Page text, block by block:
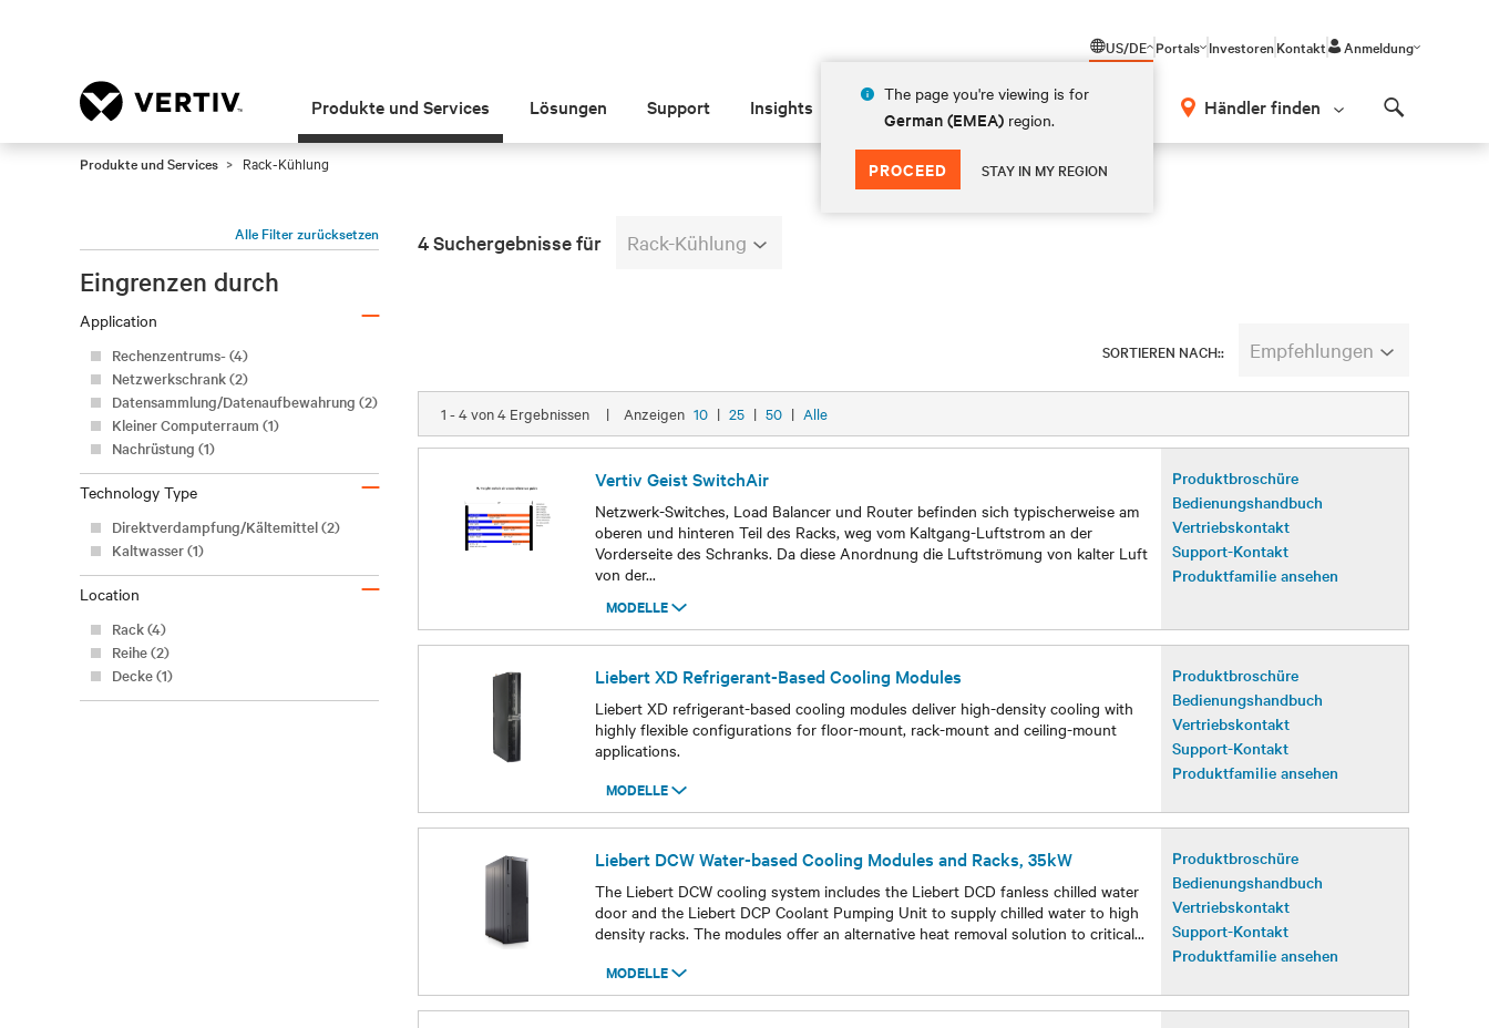
US/DE
The page you're viewing is for
German (EMEA) region.
PROCEED STAY IN MY REGION
Portals InvestorenKontakt Anmeldung
Produkte und Services Lösungen Support Insights Über Vertiv Händler finden
Produkte und Services Rack-Kühlung
Alle Filter zurücksetzen
Eingrenzen durch
Application –
Rechenzentrums- (4)
Netzwerkschrank (2)
Datensammlung/Datenaufbewahrung (2)
Kleiner Computerraum (1)
Nachrüstung (1)
Technology Type –
Direktverdampfung/Kältemittel (2)
Kaltwasser (1)
Location –
Rack (4)
Reihe (2)
Decke (1)
4 Suchergebnisse für Rack-Kühlung
SORTIEREN NACH:: Empfehlungen
1 - 4 von 4 Ergebnissen | Anzeigen 10 | 25 | 50 | Alle
Vertiv Geist SwitchAir
Netzwerk-Switches, Load Balancer und Router befinden sich typischerweise am
oberen und hinteren Teil des Racks, weg vom Kaltgang-Luftstrom an der
Vorderseite des Schranks. Da diese Anordnung die Luftströmung von kalter Luft
von der...
Produktbroschüre
Bedienungshandbuch
Vertriebskontakt
Support-Kontakt
Produktfamilie ansehen
MODELLE
Modelle
Liebert XD Refrigerant-Based Cooling Modules
Liebert XD refrigerant-based cooling modules deliver high-density cooling with
highly flexible configurations for floor-mount, rack-mount and ceiling-mount
applications.
Produktbroschüre
Bedienungshandbuch
Vertriebskontakt
Support-Kontakt
Produktfamilie ansehen
MODELLE
Modelle
Liebert DCW Water-based Cooling Modules and Racks, 35kW
The Liebert DCW cooling system includes the Liebert DCD fanless chilled water
door and the Liebert DCP Coolant Pumping Unit to supply chilled water to high
density racks. The modules offer an alternative heat removal solution to critical...
Produktbroschüre
Bedienungshandbuch
Vertriebskontakt
Support-Kontakt
Produktfamilie ansehen
MODELLE
Modelle